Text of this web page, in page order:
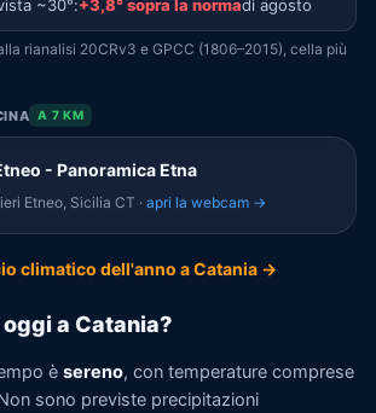
~30°:+3,8° sopra la normadi agosto
rianalisi 20CRv3 e GPCC (1806–2015), cella più
A 7 KM
- Panoramica Etna
Etneo, Sicilia CT · apri la webcam →
climatico dell'anno a Catania →
a Catania?
è sereno, con temperature comprese
sono previste precipitazioni